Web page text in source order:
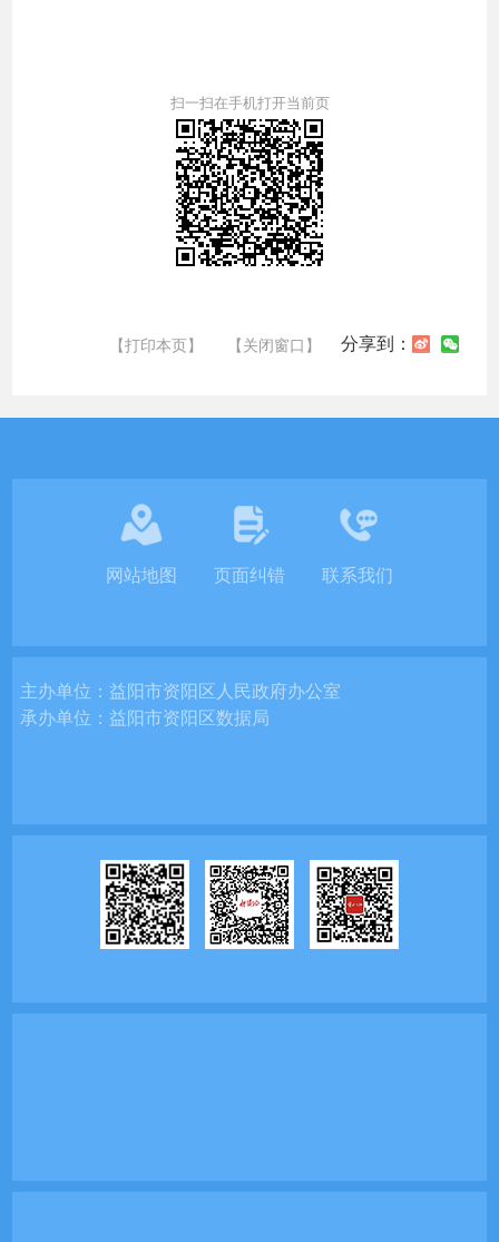
扫一扫在手机打开当前页
【打印本页】 【关闭窗口】 分享到：
网站地图 页面纠错 联系我们
主办单位：益阳市资阳区人民政府办公室
承办单位：益阳市资阳区数据局